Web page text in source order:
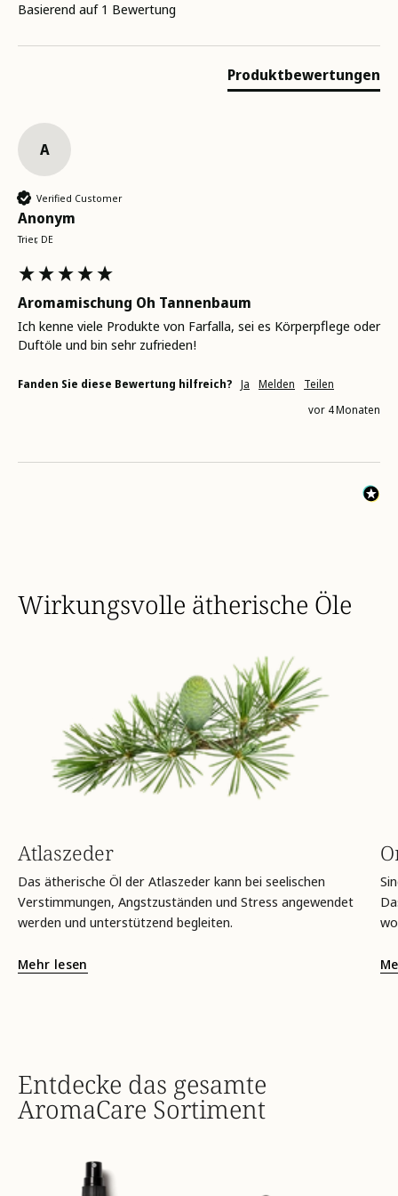
Basierend auf 1 Bewertung
Produktbewertungen
A
Verified Customer
Anonym
Trier, DE
Aromamischung Oh Tannenbaum
Ich kenne viele Produkte von Farfalla, sei es Körperpflege oder
Duftöle und bin sehr zufrieden!
Fanden Sie diese Bewertung hilfreich? Ja Melden
Teilen
vor 4 Monaten
Wirkungsvolle ätherische Öle
Atlaszeder
Das ätherische Öl der Atlaszeder kann bei seelischen
Verstimmungen, Angstzuständen und Stress angewendet
werden und unterstützend begleiten.
Mehr lesen
Entdecke das gesamte
AromaCare Sortiment
summ-
summ-